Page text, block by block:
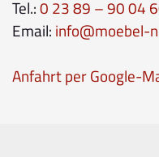
Tel.:0 23 89 – 90 04
Email: info@moebel-
Anfahrt per Google-